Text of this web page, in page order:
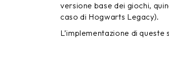
versione base dei giochi,
caso di Hogwarts Legacy).
L’implementazione di queste